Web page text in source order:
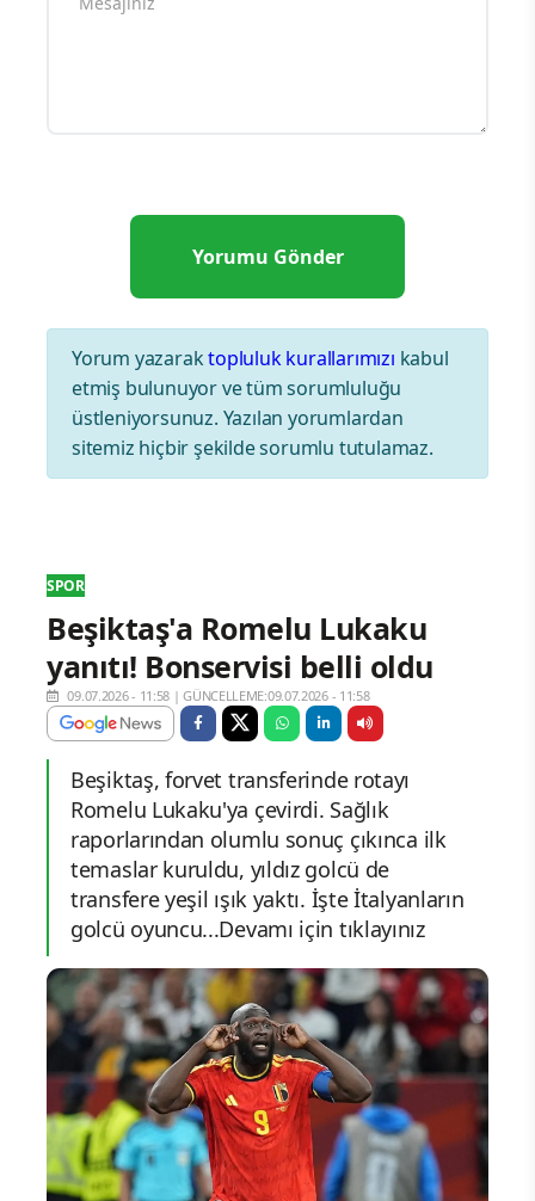
Yorum yazaraktopluluk kurallarımızı kabul
etmiş bulunuyor ve tüm sorumluluğu
üstleniyorsunuz. Yazılan yorumlardan
sitemiz hiçbir şekilde sorumlu tutulamaz.
SPOR
Beşiktaş'a Romelu Lukaku
yanıtı! Bonservisi belli oldu
09.07.2026 - 11:58 |GÜNCELLEME:09.07.2026 - 11:58
Beşiktaş, forvet transferinde rotayı
Romelu Lukaku'ya çevirdi. Sağlık
raporlarından olumlu sonuç çıkınca ilk
temaslar kuruldu, yıldız golcü de
transfere yeşil ışık yaktı. İşte İtalyanların
golcü oyuncu...Devamı için tıklayınız